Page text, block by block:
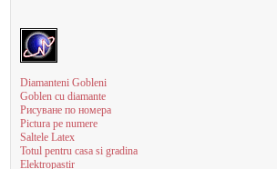
Diamanteni Gobleni
Goblen cu diamante
Рисуване по номера
Pictura pe numere
Saltele Latex
Totul pentru casa si gradina
Elektropastir